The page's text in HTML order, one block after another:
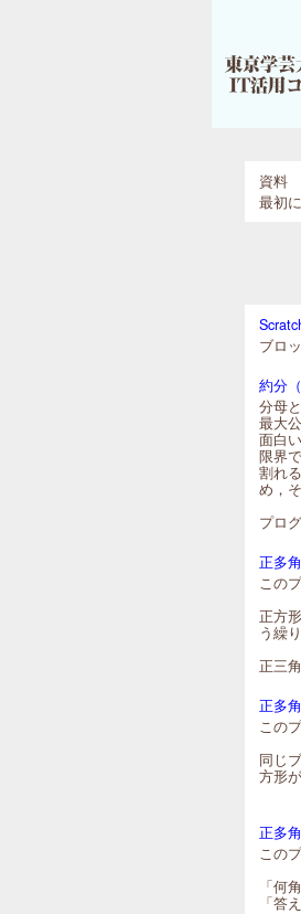
資料
最初
ブロ
約分
分母
最大
面白
限界
割れ
め，
プロ
正多
この
正方
う繰
正三
正多
この
同じ
方形
正多
この
「何
「答